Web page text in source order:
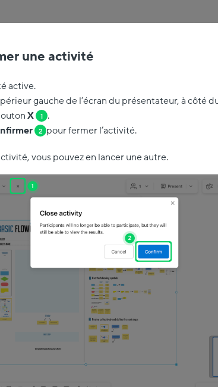
une activité
active.
gauche de l’écran du présentateur, à côté
X 1 .
2 pour fermer l’activité.
vous pouvez en lancer une autre.